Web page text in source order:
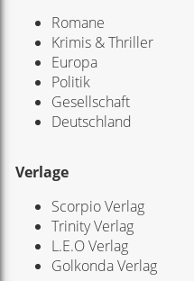
Romane
Krimis & Thriller
Europa
Politik
Gesellschaft
Deutschland
Verlage
Scorpio Verlag
Trinity Verlag
L.E.O Verlag
Golkonda Verlag